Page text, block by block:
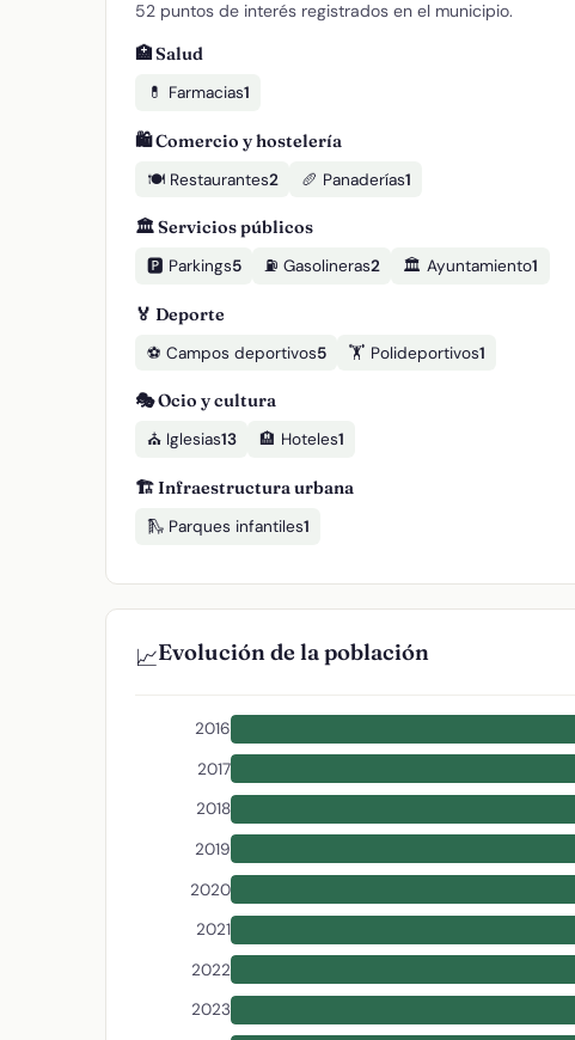
52 puntos de interés registrados en el municipio.
🏥 Salud
💊 Farmacias1
🛍️ Comercio y hostelería
🍽️ Restaurantes2 🥖 Panaderías1
🏛️ Servicios públicos
🅿️ Parkings5 ⛽ Gasolineras2 🏛️ Ayuntamiento1
🏅 Deporte
⚽ Campos deportivos5 🏋️ Polideportivos1
🎭 Ocio y cultura
⛪ Iglesias13 🏨 Hoteles1
🏗️ Infraestructura urbana
🛝 Parques infantiles1
📈Evolución de la población
2016
2017
2018
2019
2020
2021
2022
2023